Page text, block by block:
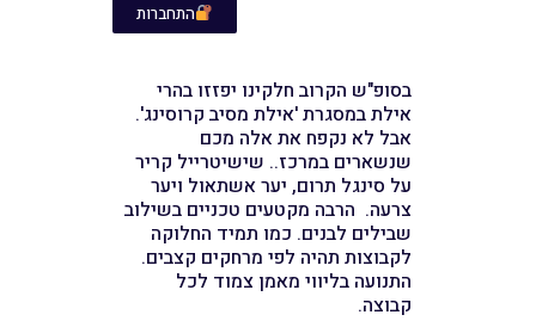
התחברות
בסופ"ש הקרוב חלקינו יפזזו בהרי
אילת במסגרת 'אילת מסיב קרוסינג'.
אבל לא נקפח את אלה מכם
שנשארים במרכז.. שישיטרייל קריר
על סינגל תרום, יער אשתאול ויער
צרעה. הרבה מקטעים טכניים בשילוב
שבילים לבנים. כמו תמיד החלוקה
לקבוצות תהיה לפי מרחקים קצבים.
התנועה בליווי מאמן צמוד לכל
קבוצה.